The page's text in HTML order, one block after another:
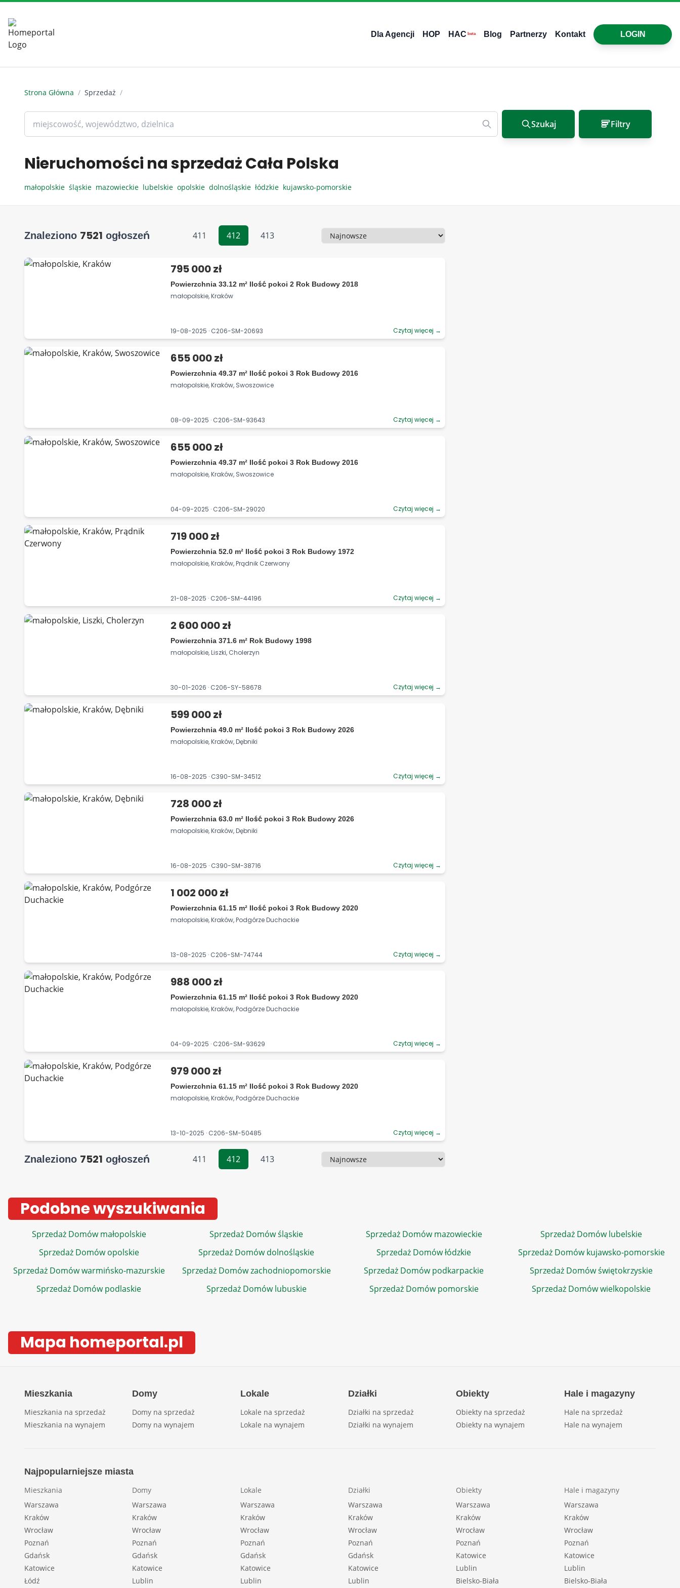
Dla Agencji HOP HAC beta Blog Partnerzy Kontakt LOGIN
Strona Główna / Sprzedaż /
Szukaj Filtry
Nieruchomości na sprzedaż Cała Polska
małopolskie śląskie mazowieckie lubelskie opolskie dolnośląskie łódzkie kujawsko-pomorskie
Znaleziono 7521 ogłoszeń 411 412 413 Sortowanie
795 000 zł
Powierzchnia 33.12 m² Ilość pokoi 2 Rok Budowy 2018
małopolskie, Kraków
19-08-2025 · C206-SM-20693 Czytaj więcej →
655 000 zł
Powierzchnia 49.37 m² Ilość pokoi 3 Rok Budowy 2016
małopolskie, Kraków, Swoszowice
08-09-2025 · C206-SM-93643 Czytaj więcej →
655 000 zł
Powierzchnia 49.37 m² Ilość pokoi 3 Rok Budowy 2016
małopolskie, Kraków, Swoszowice
04-09-2025 · C206-SM-29020 Czytaj więcej →
719 000 zł
Powierzchnia 52.0 m² Ilość pokoi 3 Rok Budowy 1972
małopolskie, Kraków, Prądnik Czerwony
21-08-2025 · C206-SM-44196 Czytaj więcej →
2 600 000 zł
Powierzchnia 371.6 m² Rok Budowy 1998
małopolskie, Liszki, Cholerzyn
30-01-2026 · C206-SY-58678 Czytaj więcej →
599 000 zł
Powierzchnia 49.0 m² Ilość pokoi 3 Rok Budowy 2026
małopolskie, Kraków, Dębniki
16-08-2025 · C390-SM-34512 Czytaj więcej →
728 000 zł
Powierzchnia 63.0 m² Ilość pokoi 3 Rok Budowy 2026
małopolskie, Kraków, Dębniki
16-08-2025 · C390-SM-38716 Czytaj więcej →
1 002 000 zł
Powierzchnia 61.15 m² Ilość pokoi 3 Rok Budowy 2020
małopolskie, Kraków, Podgórze Duchackie
13-08-2025 · C206-SM-74744 Czytaj więcej →
988 000 zł
Powierzchnia 61.15 m² Ilość pokoi 3 Rok Budowy 2020
małopolskie, Kraków, Podgórze Duchackie
04-09-2025 · C206-SM-93629 Czytaj więcej →
979 000 zł
Powierzchnia 61.15 m² Ilość pokoi 3 Rok Budowy 2020
małopolskie, Kraków, Podgórze Duchackie
13-10-2025 · C206-SM-50485 Czytaj więcej →
Znaleziono 7521 ogłoszeń 411 412 413 Sortowanie
Podobne wyszukiwania
Sprzedaż Domów małopolskie Sprzedaż Domów śląskie Sprzedaż Domów mazowieckie
Sprzedaż Domów lubelskie
Sprzedaż Domów opolskie
Sprzedaż Domów dolnośląskie Sprzedaż Domów łódzkie
Sprzedaż Domów kujawsko-pomorskie
Sprzedaż Domów warmińsko-mazurskie
Sprzedaż Domów zachodniopomorskie Sprzedaż Domów podkarpackie
Sprzedaż Domów świętokrzyskie
Sprzedaż Domów podlaskie
Sprzedaż Domów lubuskie Sprzedaż Domów pomorskie Sprzedaż Domów wielkopolskie
Mapa homeportal.pl
Mieszkania
Mieszkania na sprzedaż
Mieszkania na wynajem
Domy
Domy na sprzedaż
Domy na wynajem
Lokale
Lokale na sprzedaż
Lokale na wynajem
Działki
Działki na sprzedaż
Działki na wynajem
Obiekty
Obiekty na sprzedaż
Obiekty na wynajem
Hale i magazyny
Hale na sprzedaż
Hale na wynajem
Najpopularniejsze miasta
Mieszkania
Warszawa
Kraków
Wrocław
Poznań
Gdańsk
Katowice
Łódź
Domy
Warszawa
Kraków
Wrocław
Poznań
Gdańsk
Katowice
Lublin
Lokale
Warszawa
Kraków
Wrocław
Poznań
Gdańsk
Katowice
Lublin
Działki
Warszawa
Kraków
Wrocław
Poznań
Gdańsk
Katowice
Lublin
Obiekty
Warszawa
Kraków
Wrocław
Poznań
Katowice
Lublin
Bielsko-Biała
Hale i magazyny
Warszawa
Kraków
Wrocław
Poznań
Katowice
Lublin
Bielsko-Biała